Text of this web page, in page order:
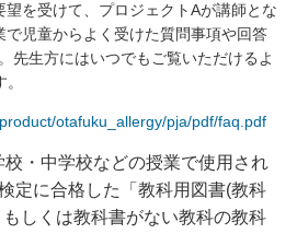
を受けて、プロジェクトAが講師とな
で児童からよく受けた質問事項や回答
先生方にはいつでもご覧いただけるよ
otafuku_allergy/pja/pdf/faq.pdf
・中学校などの授業で使用され
定に合格した「教科用図書(教科
もしくは教科書がない教科の教科